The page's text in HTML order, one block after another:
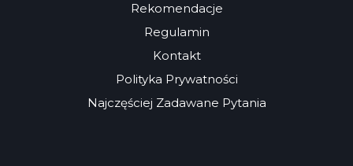
Rekomendacje
Regulamin
Kontakt
Polityka Prywatności
Najczęściej Zadawane Pytania